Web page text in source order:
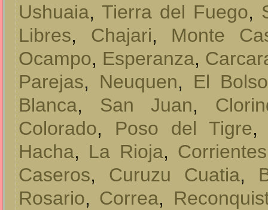
Ushuaia, Tierra del Fuego,
Libres, Chajari, Monte
Ocampo, Esperanza,
Parejas, Neuquen, El
Blanca, San Juan,
Colorado, Poso del Tigre
Hacha, La Rioja, Corrientes
Caseros, Curuzu Cuatia,
Rosario, Correa,